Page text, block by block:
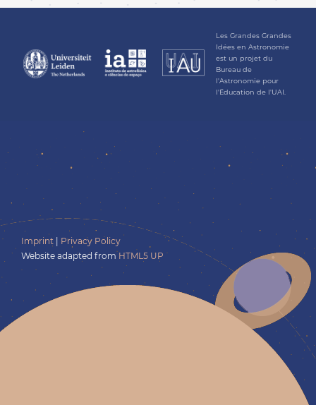
Les Grandes Grandes
Idées en Astronomie
est un projet du
Bureau de
l'Astronomie pour
l'Éducation de l'UAI.
Imprint | Privacy Policy
Website adapted fromHTML5 UP